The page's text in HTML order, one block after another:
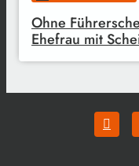
Ohne
Ehefrau mit